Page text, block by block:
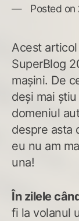
Posted on
Acest
SuperBlog
mașini. De
deși mai
domeniul
despre asta
eu nu am
una!
În zilele
fi la volanul